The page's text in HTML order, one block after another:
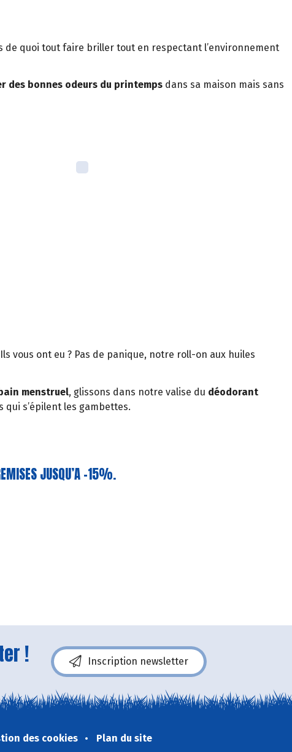
de quoi tout faire briller tout en respectant l’environnement
des bonnes odeurs du printemps dans sa maison mais sans
vous ont eu ? Pas de panique, notre roll-on aux huiles
menstruel, glissons dans notre valise du déodorant
qui s’épilent les gambettes.
JUSQU’A -15%.
! Inscription newsletter
des cookies Plan du site